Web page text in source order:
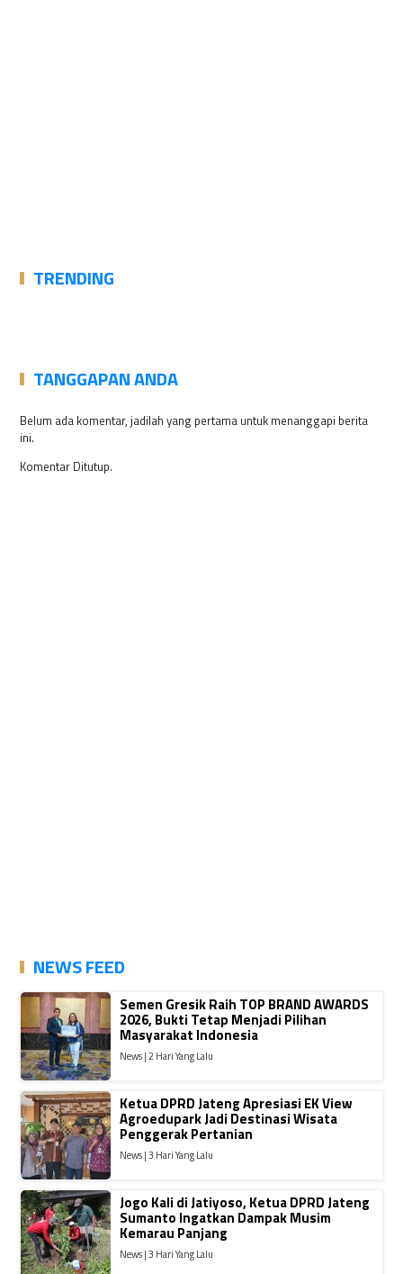
TRENDING
TANGGAPAN ANDA
Belum ada komentar, jadilah yang pertama untuk menanggapi berita
ini.
Komentar Ditutup.
NEWS FEED
Semen Gresik Raih TOP BRAND AWARDS
2026, Bukti Tetap Menjadi Pilihan
Masyarakat Indonesia
News | 2 Hari Yang Lalu
Ketua DPRD Jateng Apresiasi EK View
Agroedupark Jadi Destinasi Wisata
Penggerak Pertanian
News | 3 Hari Yang Lalu
Jogo Kali di Jatiyoso, Ketua DPRD Jateng
Sumanto Ingatkan Dampak Musim
Kemarau Panjang
News | 3 Hari Yang Lalu